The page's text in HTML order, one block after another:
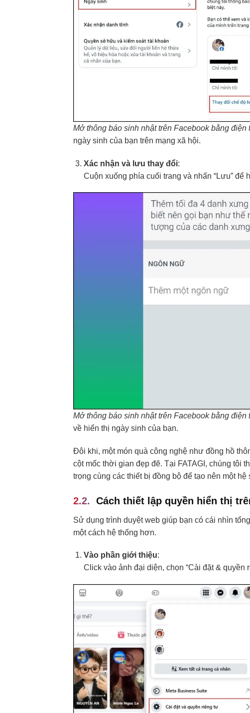
Mở thông báo sinh nhật trên Facebook bằng điện
ngày sinh của bạn trên mạng xã hội.
Xác nhận và lưu thay đổi:
Cuộn xuống phía cuối trang và nhấn “Lưu” để
Mở thông báo sinh nhật trên Facebook bằng điện
về hiển thị ngày sinh của bạn.
Đôi khi, một món quà công nghệ như đồng hồ
cột mốc thời gian đẹp đẽ. Tại FATAGI, chúng tôi
trọng cùng các thiết bị đồng bộ để tạo nên một
Cách thiết lập quyền hiển thị
Sử dụng trình duyệt web giúp bạn có cái nhìn
một cách hệ thống hơn.
Vào phần giới thiệu:
Click vào ảnh đại diện, chọn “Cài đặt & quyền